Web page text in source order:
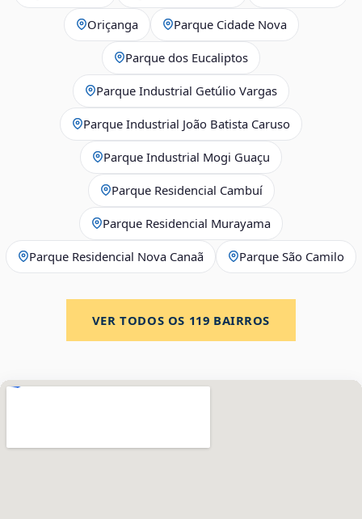
Oriçanga Parque Cidade Nova
Parque dos Eucaliptos
Parque Industrial Getúlio Vargas
Parque Industrial João Batista Caruso
Parque Industrial Mogi Guaçu
Parque Residencial Cambuí
Parque Residencial Murayama
Parque Residencial Nova Canaã Parque São Camilo
VER TODOS OS 119 BAIRROS